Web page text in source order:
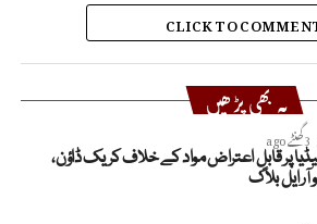
CLICK TO
یہ بھی پڑھیں
3 گھنٹے ago
پر قابلِ اعتراض مواد کے خلاف کریک ڈاؤن،
آر ایل بلاک